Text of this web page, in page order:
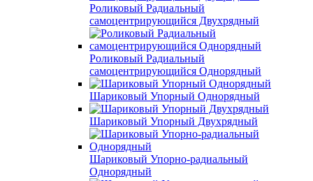
Роликовый Радиальный
самоцентрирующийся Двухрядный
Роликовый Радиальный
самоцентрирующийся Однорядный
Шариковый Упорный Однорядный
Шариковый Упорный Двухрядный
Шариковый Упорно-радиальный
Однорядный